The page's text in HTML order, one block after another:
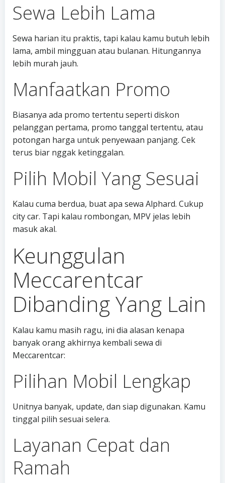
Sewa Lebih Lama
Sewa harian itu praktis, tapi kalau kamu butuh lebih
lama, ambil mingguan atau bulanan. Hitungannya
lebih murah jauh.
Manfaatkan Promo
Biasanya ada promo tertentu seperti diskon
pelanggan pertama, promo tanggal tertentu, atau
potongan harga untuk penyewaan panjang. Cek
terus biar nggak ketinggalan.
Pilih Mobil Yang Sesuai
Kalau cuma berdua, buat apa sewa Alphard. Cukup
city car. Tapi kalau rombongan, MPV jelas lebih
masuk akal.
Keunggulan
Meccarentcar
Dibanding Yang Lain
Kalau kamu masih ragu, ini dia alasan kenapa
banyak orang akhirnya kembali sewa di
Meccarentcar:
Pilihan Mobil Lengkap
Unitnya banyak, update, dan siap digunakan. Kamu
tinggal pilih sesuai selera.
Layanan Cepat dan
Ramah